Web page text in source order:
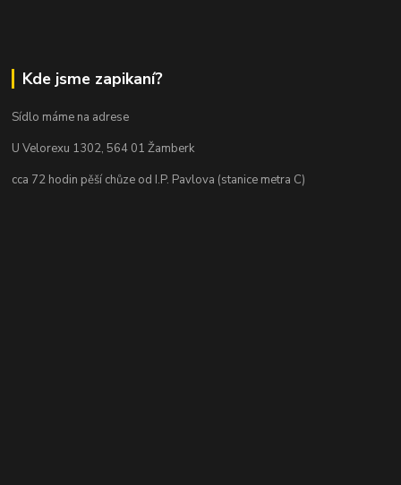
Kde jsme zapikaní?
Sídlo máme na adrese
U Velorexu 1302, 564 01 Žamberk
cca 72 hodin pěší chůze od I.P. Pavlova (stanice metra C)